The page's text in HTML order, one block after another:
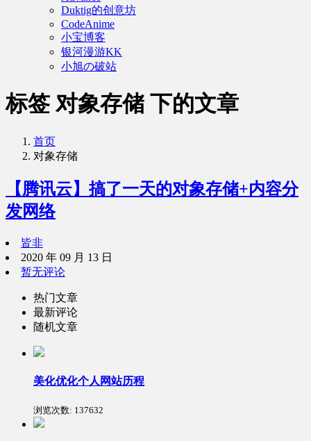
Duktig的创意坊
CodeAnime
小宝博客
银河漫游KK
小旭の破站
标签 对象存储 下的文章
首页
对象存储
【腾讯云】搞了一天的对象存储+内容分
发网络
皆非
2020 年 09 月 13 日
暂无评论
热门文章
最新评论
随机文章
美化优化个人网站历程
浏览次数: 137632